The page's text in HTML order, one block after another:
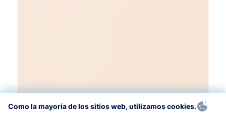
Como la mayoría de los sitios web, utilizamos cookies.